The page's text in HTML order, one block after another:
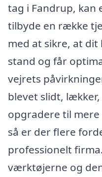
tag i Fandrup, kan
tilbyde en række
med at sikre, at dit
stand og får
vejrets
blevet slidt,
opgradere til
så er der flere
professionelt
værktøjerne og